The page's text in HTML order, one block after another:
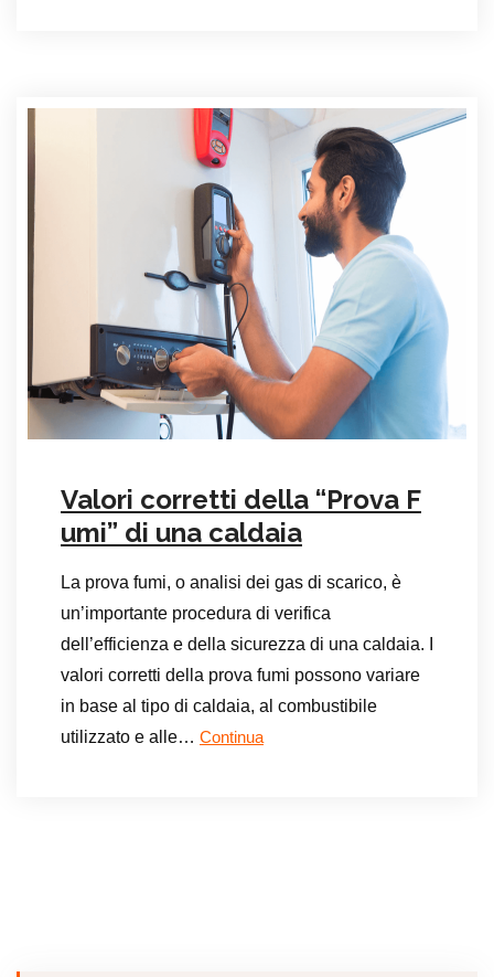
Valori corretti della “Prova F
umi” di una caldaia
La prova fumi, o analisi dei gas di scarico, è
un’importante procedura di verifica
dell’efficienza e della sicurezza di una caldaia. I
valori corretti della prova fumi possono variare
in base al tipo di caldaia, al combustibile
utilizzato e alle… Continua